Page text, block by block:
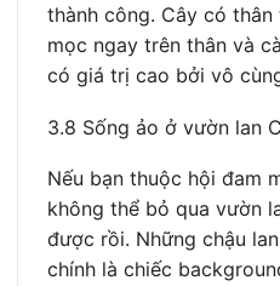
thành công. Cây có
mọc ngay trên thân và
có giá trị cao bởi vô
3.8 Sống ảo ở vườn lan
Nếu bạn thuộc hội đam
không thể bỏ qua vườn
được rồi. Những chậu
chính là chiếc